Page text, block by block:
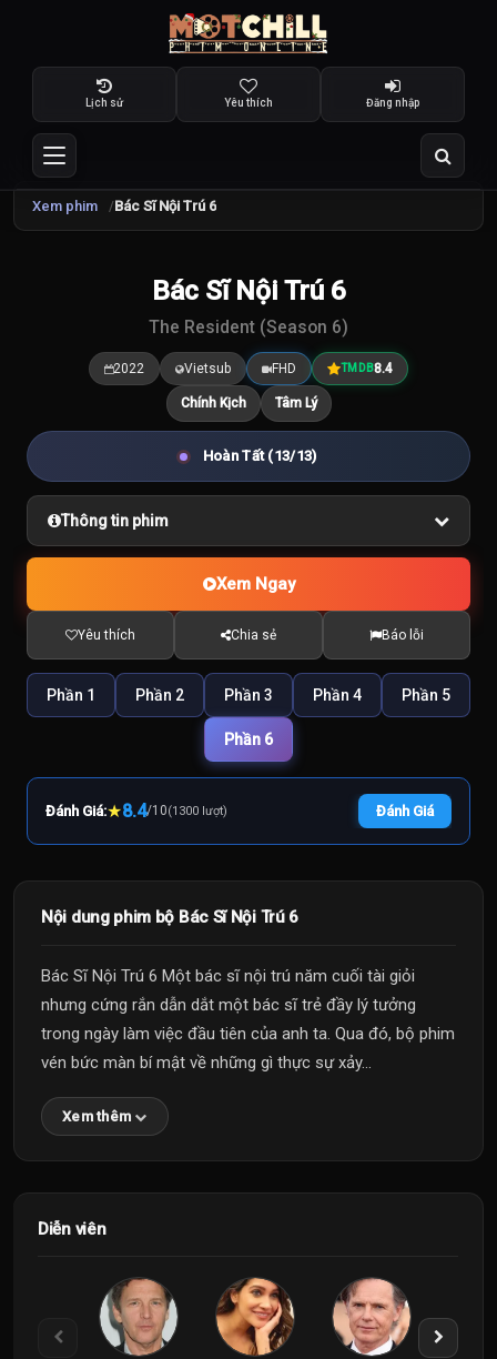
Lịch sử Yêu thích Đăng nhập
Xem phim Bác Sĩ Nội Trú 6
Bác Sĩ Nội Trú 6
The Resident (Season 6)
2022 Vietsub FHD TMDB8.4
Chính Kịch Tâm Lý
Hoàn Tất (13/13)
Thông tin phim
Xem Ngay
Yêu thích Chia sẻ Báo lỗi
Phần 1 Phần 2 Phần 3 Phần 4 Phần 5
Phần 6
Đánh Giá:★8.4/10(1300 lượt) Đánh Giá
Nội dung phim bộ Bác Sĩ Nội Trú 6
Bác Sĩ Nội Trú 6 Một bác sĩ nội trú năm cuối tài giỏi
nhưng cứng rắn dẫn dắt một bác sĩ trẻ đầy lý tưởng
trong ngày làm việc đầu tiên của anh ta. Qua đó, bộ phim
vén bức màn bí mật về những gì thực sự xảy...
Xem thêm
Diễn viên